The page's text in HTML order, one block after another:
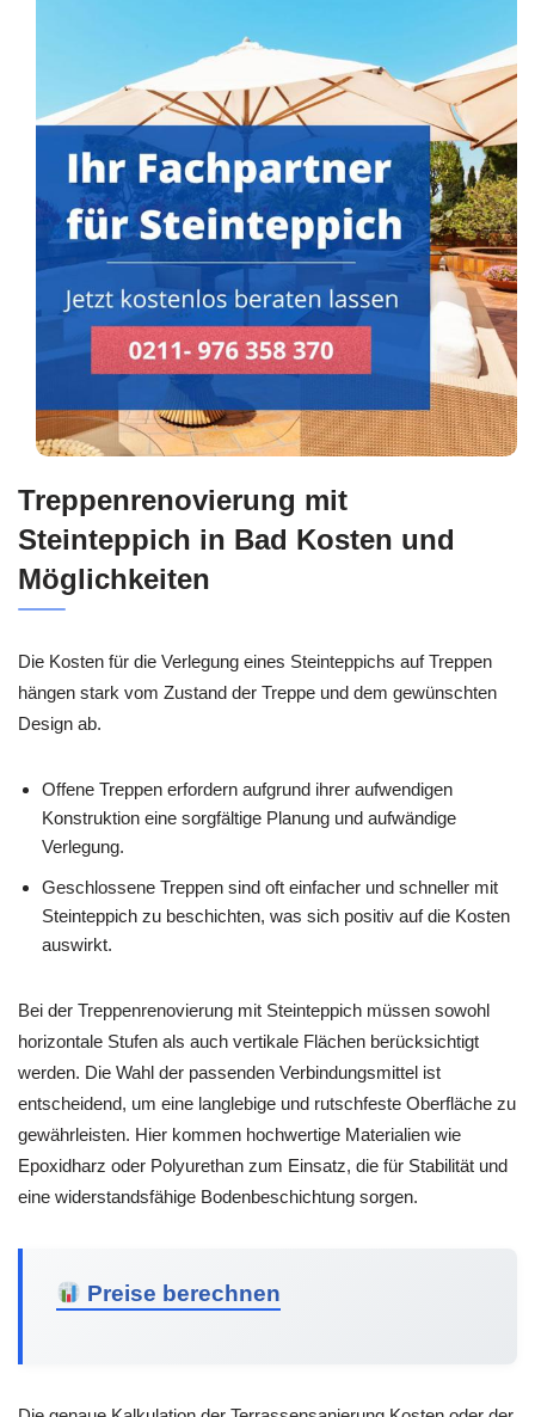
Treppenrenovierung mit
Steinteppich in Bad Kosten und
Möglichkeiten
Die Kosten für die Verlegung eines Steinteppichs auf Treppen
hängen stark vom Zustand der Treppe und dem gewünschten
Design ab.
Offene Treppen erfordern aufgrund ihrer aufwendigen
Konstruktion eine sorgfältige Planung und aufwändige
Verlegung.
Geschlossene Treppen sind oft einfacher und schneller mit
Steinteppich zu beschichten, was sich positiv auf die Kosten
auswirkt.
Bei der Treppenrenovierung mit Steinteppich müssen sowohl
horizontale Stufen als auch vertikale Flächen berücksichtigt
werden. Die Wahl der passenden Verbindungsmittel ist
entscheidend, um eine langlebige und rutschfeste Oberfläche zu
gewährleisten. Hier kommen hochwertige Materialien wie
Epoxidharz oder Polyurethan zum Einsatz, die für Stabilität und
eine widerstandsfähige Bodenbeschichtung sorgen.
Preise berechnen